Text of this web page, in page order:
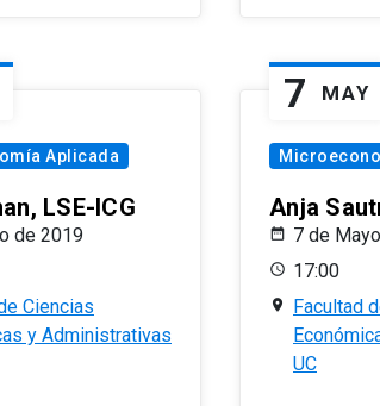
Aplicada
LSE-ICG
de 2019
Ciencias
y Administrativas
7 MAY
Anja
7 de
17:00
Facultad
UC